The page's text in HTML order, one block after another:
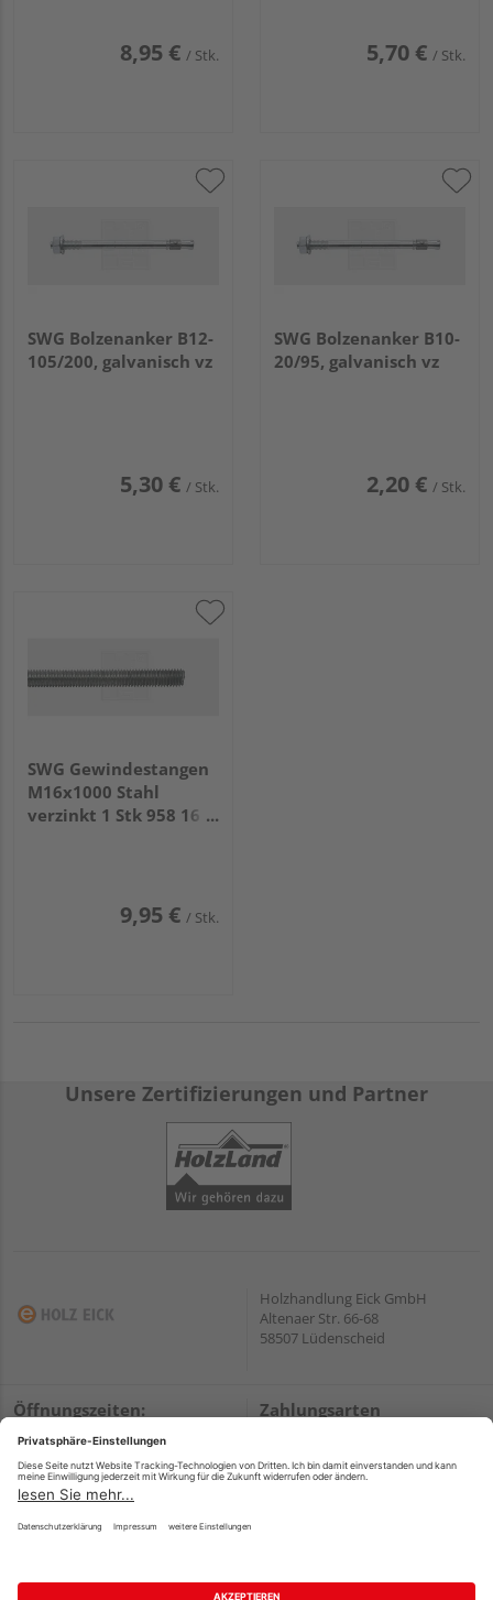
8,95 € / Stk. 5,70 € / Stk.
SWG Bolzenanker B12-
105/200, galvanisch vz
5,30 € / Stk.
SWG Bolzenanker B10-
20/95, galvanisch vz
2,20 € / Stk.
SWG Gewindestangen
M16x1000 Stahl
verzinkt 1 Stk 958 16
9,95 € / Stk.
Unsere Zertifizierungen und Partner
Holzhandlung Eick GmbH
Altenaer Str. 66-68
58507 Lüdenscheid
Öffnungszeiten:
Mo. – Fr.07:15 – 17:30
Sa. – So.geschlossen
08:00 - 14:00 Uhr geöffnet
Zahlungsarten
Onlineüberweisung